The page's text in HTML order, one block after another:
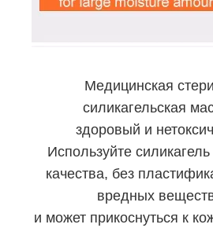
Медицинская
силикагельская
здоровый и
Используйте
качества, без
вредных
и может прикоснуться к